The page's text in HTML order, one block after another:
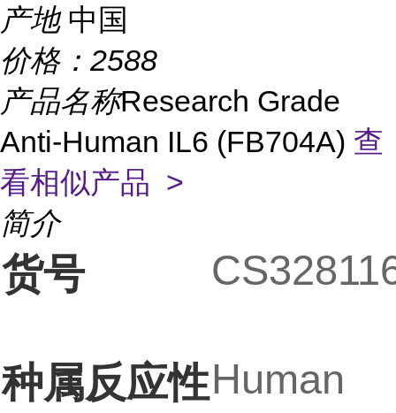
产地 中国
价格： 2588
产品名称Research Grade
Anti-Human IL6 (FB704A) 查
看相似产品 >
简介
货号
种属反应性Human